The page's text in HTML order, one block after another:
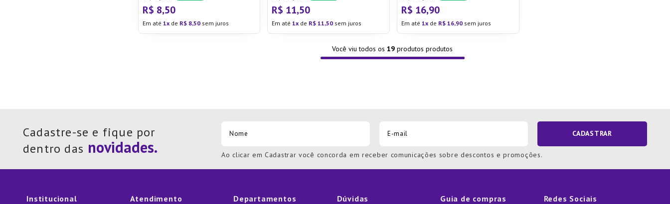
R$ 8,50
Em até 1 de R$ 8,50sem juros
R$ 11,50
Em até1 de R$ 11,50 sem juros
R$ 16,90
Em até1 de R$ 16,90 sem juros
Você viu todos os19 produtos
Cadastre-se e fique por
dentro das
CADASTRAR
Ao clicar em Cadastrar você concorda em receber comunicações sobre descontos e promoções.
Institucional Atendimento Departamentos Dúvidas Guia de compras Redes Sociais